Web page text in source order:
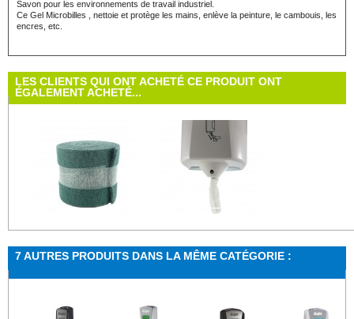
Savon pour les environnements de travail industriel.
Ce Gel Microbilles , nettoie et protège les mains, enlève la peinture, le cambouis, les
encres, etc.
LES CLIENTS QUI ONT ACHETÉ CE PRODUIT ONT
ÉGALEMENT ACHETÉ...
tampon vert... Distributeur...
7 AUTRES PRODUITS DANS LA MÊME CATÉGORIE :